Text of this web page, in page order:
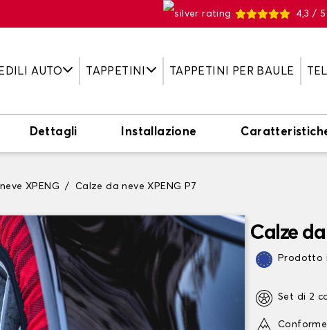
4,3 / 5
AUTO TAPPETINI TAPPETINI PER BAULE
Dettagli Installazione
XPENG Calze da neve XPENG P7
Calze
Prodotto
Set di 2
Conforme